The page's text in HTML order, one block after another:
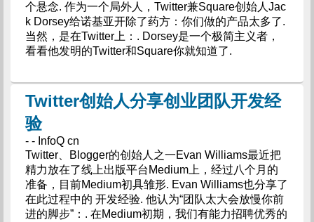
个悬念. 作为一个局外人，Twitter兼Square创始人Jac
k Dorsey给诺基亚开除了药方：你们做的产品太多了.
当然，是在Twitter上：. Dorsey是一个极简主义者，
看看他发明的Twitter和Square你就知道了.
Twitter创始人分享创业团队开发经
验
- - InfoQ cn
Twitter、Blogger的创始人之一Evan Williams最近把
精力放在了线上出版平台Medium上，经过八个月的
准备，目前Medium初具雏形. Evan Williams也分享了
在此过程中的 开发经验. 他认为“团队太大会放慢你前
进的脚步”：. 在Medium初期，我们有能力招聘优秀的